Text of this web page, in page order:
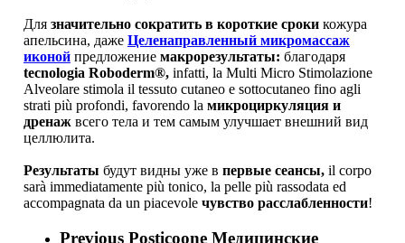
Для значительно сократить в короткие срокикожура
апельсина, даже Целенаправленный микромассаж
иконойпредложение макрорезультаты: благодаря
tecnologia Roboderm®,infatti, la Multi Micro Stimolazione
Alveolare stimola il tessuto cutaneo e sottocutaneo fino agli
strati più profondi, favorendo la микроциркуляция и
дренажвсего тела и тем самым улучшает внешний вид
целлюлита.
Результаты будут видны уже в первые сеансы,il corpo
sarà immediatamente più tonico, la pelle più rassodata ed
accompagnata da un piacevole чувство расслабленности!
Previous Posticoone Медицинские